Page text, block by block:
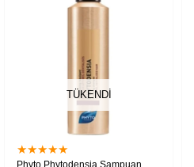
TÜKENDI
★★★★★
Phyto Phytodensia Şampuan